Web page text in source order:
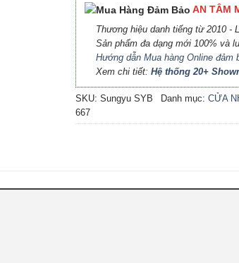
AN TÂM
Thương hiệu danh tiếng từ 2010 -
Sản phẩm đa dạng mới 100% và
Hướng dẫn Mua hàng Online đảm
Xem chi tiết: Hệ thống 20+
SKU: Sungyu SYB
667
Danh mục: CỬA